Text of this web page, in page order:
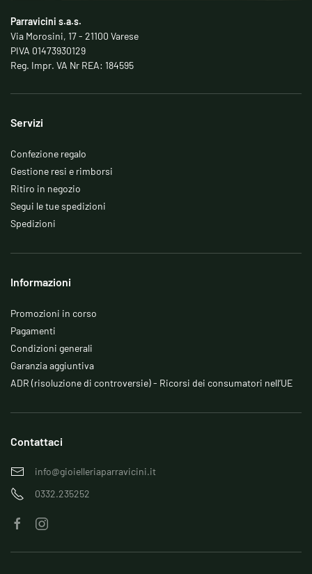
Parravicini s.a.s.
Via Morosini, 17 - 21100 Varese
PIVA 01473930129
Reg. Impr. VA Nr REA: 184595
Servizi
Confezione regalo
Gestione resi e rimborsi
Ritiro in negozio
Segui le tue spedizioni
Spedizioni
Informazioni
Promozioni in corso
Pagamenti
Condizioni generali
Garanzia aggiuntiva
ADR (risoluzione di controversie) - Ricorsi dei consumatori nell’UE
Contattaci
info@gioielleriaparravicini.it
0332.235252